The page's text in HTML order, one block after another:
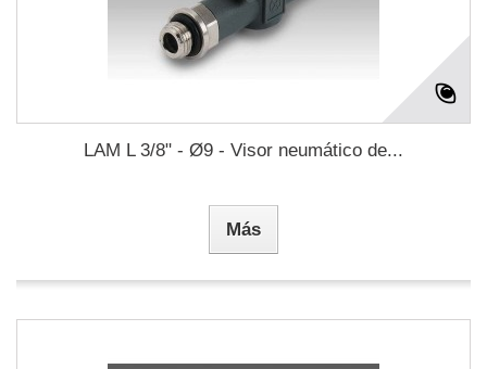
LAM L 3/8" - Ø9 - Visor neumático de...
Más